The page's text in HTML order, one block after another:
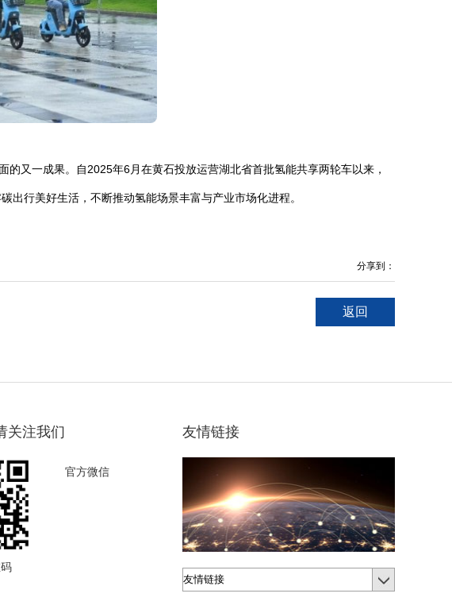
又一成果。自2025年6月在黄石投放运营湖北省首批氢能共享两轮车以来，
行美好生活，不断推动氢能场景丰富与产业市场化进程。
分享到：
返回
关注我们
官方微信
友情链接